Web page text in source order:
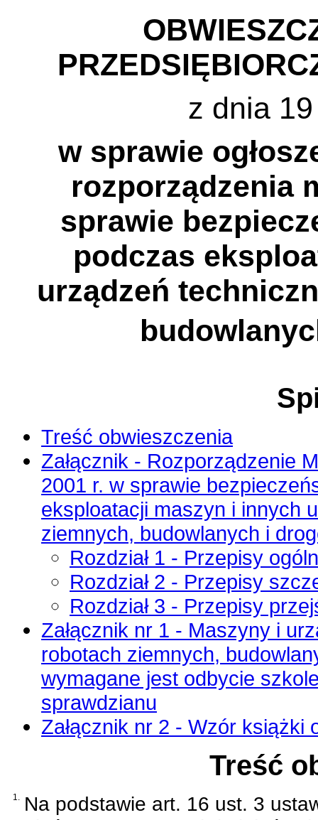
z dnia
w sprawie
rozporządzenia
sprawie
podczas
urządzeń
Treść obwieszczenia
Załącznik - Rozporządzenie
2001 r. w sprawie
eksploatacji maszyn i innych
ziemnych, budowlanych i
Rozdział 1 - Przepisy
Rozdział 2 - Przepisy
Rozdział 3 - Przepisy
Załącznik nr 1 - Maszyny i
robotach ziemnych,
wymagane jest odbycie
sprawdzianu
Załącznik nr 2 - Wzór
Treść
1. Na podstawie art. 16 ust. 3